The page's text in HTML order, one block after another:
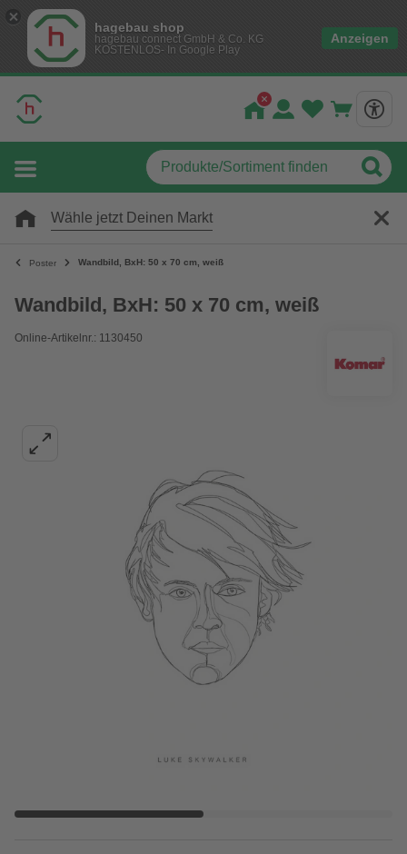
hagebau shop
hagebau connect GmbH & Co. KG
KOSTENLOS- In Google Play
Anzeigen
Wähle jetzt Deinen Markt
Poster Wandbild, BxH: 50 x 70 cm, weiß
Wandbild, BxH: 50 x 70 cm, weiß
Online-Artikelnr.: 1130450